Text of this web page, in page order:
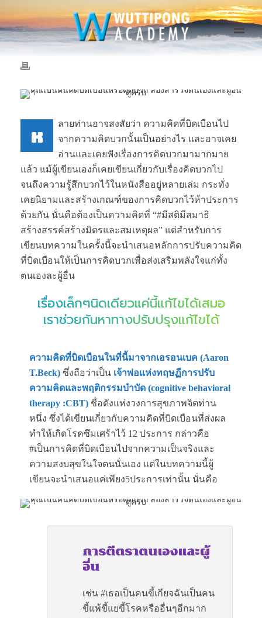
ห
ลายท่านอาจสงสัยว่า ความคิดที่บิดเบือนไป
จากความคิดบวกนั้นเป็นอย่างไร และอาจเคย
อ่านและเคยฟังเรื่องการคิดบวกมามากมาย
แล้ว แม้ผู้เขียนเองก็เคยเขียนเกี่ยวกับเรื่องคิดบวกไป
จนถึงความรู้สึกบวกไว้ในหนังสืออยู่หลายเล่ม กระทั่ง
เคยนิยามและสร้างเกณฑ์ของการคิดบวกไว้ห้าประการ
ด้วยกัน นั่นคือต้องเป็นความคิดที่ “#มีสติมีสมาธิ
สร้างสรรค์สร้างมิตรและสมเหตุผล” แต่สำหรับการ
เขียนบทความในครั้งนี้จะนำเสนอหลักการปรับความคิด
ที่บิดเบือนให้เป็นการคิดบวกเพื่อส่งเสริมพลังใจแก่ทั้ง
ตนเองละผู้อื่น
เรื่องเล็กๆนิดเดียวแค่นี้แก้ไขได้เสมอ
เราช่วยกันหาทางปรับปรุงแก้ไขได้
ความคิดที่บิดเบือนในที่นี้มาจากเอรอนเบค (Aaron
T.Beck) ซึ่งถือว่าเป็น เจ้าพ่อแห่งทฤษฏีการปรับ
ความคิดและพฤติกรรมบำบัด (cognitive behavioral
therapy :CBT) ชื่อดังแห่งวงการสุขภาพจิตท่าน
หนึ่ง ซึ่งได้เขียนเกี่ยวกับความคิดที่บิดเบือนที่ส่งผล
ทำให้เกิดโรคซึมเศร้าไว้ 12 ประการ กล่าวคือ
#เป็นการคิดที่บิดเบือนไปจากความเป็นจริงและ
ความสงบสุขในใจตนนั่นเอง แต่ในบทความนี้ผู้
เขียนจะนำเสนอแค่เพียง5ประการเท่านั้น นั่นคือ
การตีตราตนเองและผู้
อื่น
เช่น #เธอเป็นคนขี้เกียจฉันเป็นคน
ขี้แพ้ขี้แยขี้โรคหรืออื่นๆอีกมาก